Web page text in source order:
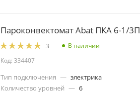
Пароконвектомат Abat ПКА 6-1/3П
3
В наличии
Код: 334407
Тип подключения — электрика
Количество уровней — 6